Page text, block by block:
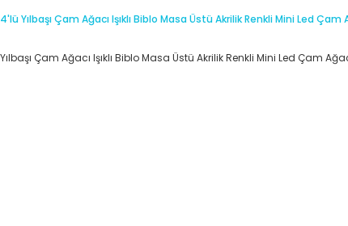
4'lü Yılbaşı Çam Ağacı Işıklı Biblo Masa Üstü Akrilik Renkli Mini Led Çam